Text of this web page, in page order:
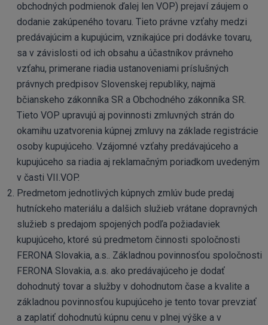
obchodných podmienok ďalej len VOP) prejaví záujem o
dodanie zakúpeného tovaru. Tieto právne vzťahy medzi
predávajúcim a kupujúcim, vznikajúce pri dodávke tovaru,
sa v závislosti od ich obsahu a účastníkov právneho
vzťahu, primerane riadia ustanoveniami príslušných
právnych predpisov Slovenskej republiky, najmä
bčianskeho zákonníka SR a Obchodného zákonníka SR.
Tieto VOP upravujú aj povinnosti zmluvných strán do
okamihu uzatvorenia kúpnej zmluvy na základe registrácie
osoby kupujúceho. Vzájomné vzťahy predávajúceho a
kupujúceho sa riadia aj reklamačným poriadkom uvedeným
v časti VII.VOP.
Predmetom jednotlivých kúpnych zmlúv bude predaj
hutníckeho materiálu a dalšich služieb vrátane dopravných
služieb s predajom spojených podľa požiadaviek
kupujúceho, ktoré sú predmetom činnosti spoločnosti
FERONA Slovakia, a.s.. Základnou povinnosťou spoločnosti
FERONA Slovakia, a.s. ako predávajúceho je dodať
dohodnutý tovar a služby v dohodnutom čase a kvalite a
základnou povinnosťou kupujúceho je tento tovar prevziať
a zaplatiť dohodnutú kúpnu cenu v plnej výške a v